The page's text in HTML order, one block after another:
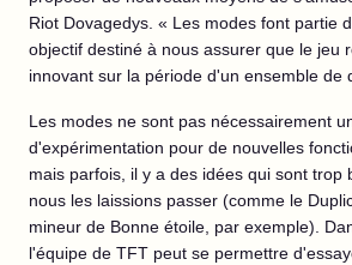
Riot Dovagedys. « Les modes font partie
objectif destiné à nous assurer que le jeu
innovant sur la période d'un ensemble de
Les modes ne sont pas nécessairement
d'expérimentation pour de nouvelles
mais parfois, il y a des idées qui sont trop
nous les laissions passer (comme le
mineur de Bonne étoile, par exemple).
l'équipe de TFT peut se permettre